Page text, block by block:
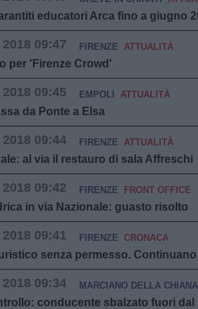
educatori Arca fino a giugno
09:47 FIRENZE ATTUALITÀ
per 'Firenze Crowd'
09:45 EMPOLI ATTUALITÀ
da Ponte a Elsa
09:44 FIRENZE ATTUALITÀ
al via il restauro di sala Affreschi
09:42 FIRENZE FRONT OFFICE
in via Nazionale: guasto risolto
09:41 FIRENZE CRONACA
senza permesso.
09:34 MARCIANO DELLA CHIANA
conducente sbalzato fuori dal